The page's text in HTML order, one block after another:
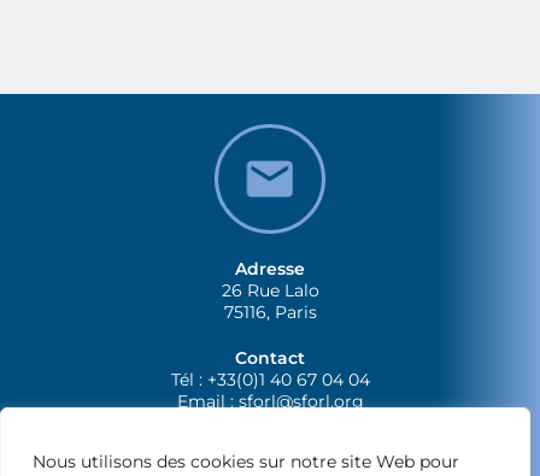
Nous utilisons des cookies sur notre site Web pour
Adresse
26 Rue Lalo
75116, Paris
Contact
Tél : +33(0)1 40 67 04 04
Email :sforl@sforl.org